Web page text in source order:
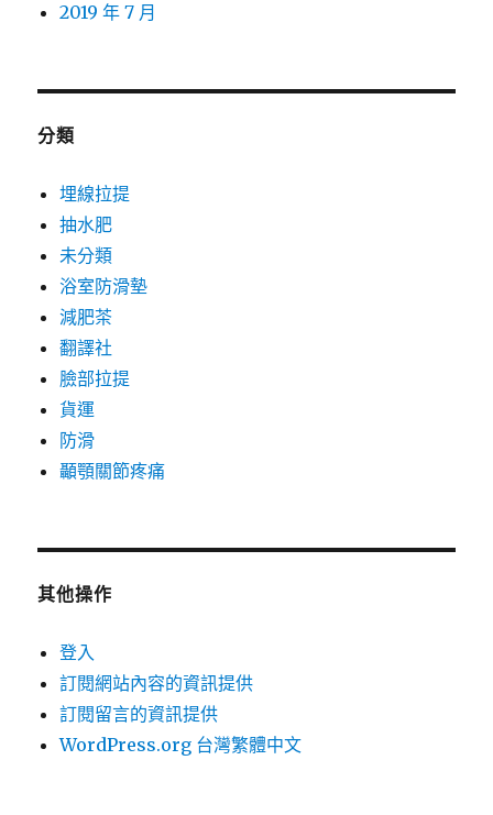
2019 年 7 月
分類
埋線拉提
抽水肥
未分類
浴室防滑墊
減肥茶
翻譯社
臉部拉提
貨運
防滑
顳顎關節疼痛
其他操作
登入
訂閱網站內容的資訊提供
訂閱留言的資訊提供
WordPress.org 台灣繁體中文